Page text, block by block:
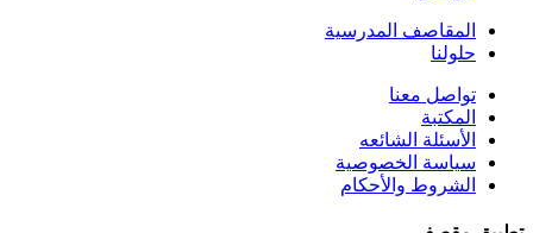
المقاصف المدرسية
حلولنا
تواصل معنا
المكتبة
الأسئلة الشائعه
سياسة الخصوصية
الشروط والأحكام